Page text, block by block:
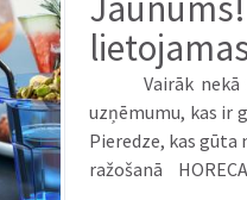
uzņēmumu, kas ir
Pieredze, kas gūta
ražošanā